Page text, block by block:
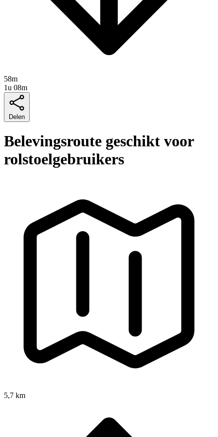
58m
1u 08m
Delen
Belevingsroute geschikt voor
rolstoelgebruikers
5,7 km